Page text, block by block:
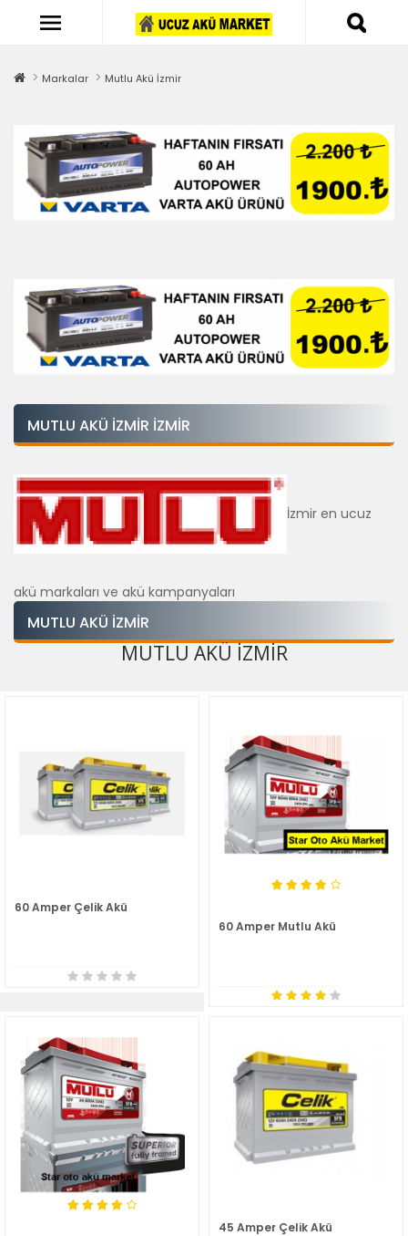
Markalar Mutlu Akü İzmir
MUTLU AKÜ İZMIR İZMIR
İzmir en ucuz
akü markaları ve akü kampanyaları
MUTLU AKÜ İZMIR
MUTLU AKÜ İZMIR
60 Amper Çelik Akü
60 Amper Mutlu Akü
45 Amper Çelik Akü